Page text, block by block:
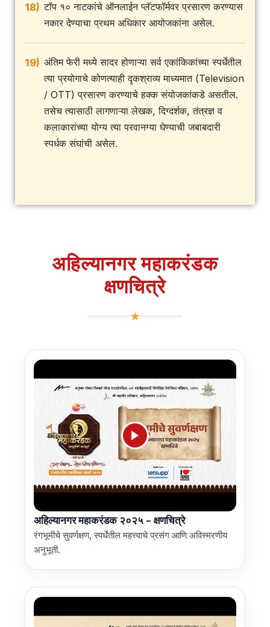
18) टॉप १० नाटकांचे ऑनलाईन प्लॅटफॉर्मवर प्रसारण करण्यास
नकार देण्याचा प्रथम अधिकार आयोजकांना असेल.
19) अंतिम फेरी मध्ये सादर होणाऱ्या सर्व एकांकिकांच्या स्पर्धेतील
त्या प्रयोगाचे कोणत्याही दृकश्राव्य माध्यमात (Television
/ OTT) प्रसारण करण्याचे हक्क संयोजकांकडे असतील.
तसेच त्यासाठी लागणाऱ्या लेखक, दिग्दर्शक, तंत्रज्ञ व
कलाकारांच्या योग्य त्या परवानग्या घेण्याची जबाबदारी
स्पर्धक संघांची असेल.
अहिल्यानगर महाकरंडक
क्षणचित्रे
★
अहिल्यानगर महाकरंडक २०२५ – क्षणचित्रे
रंगभूमीचे सुवर्णक्षण, स्पर्धेतील महत्त्वाचे प्रसंग आणि अविस्मरणीय
अनुभूती.